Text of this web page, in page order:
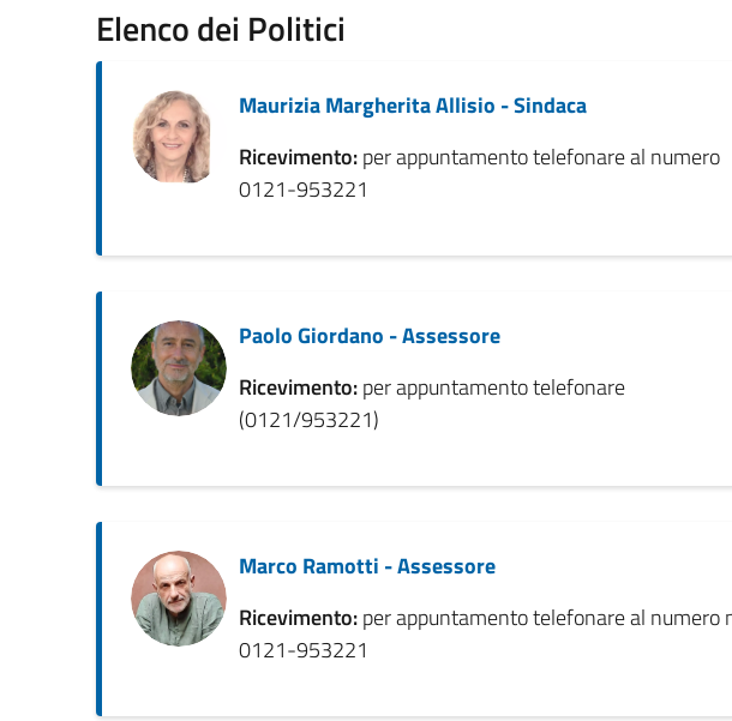
Elenco dei Politici
Maurizia Margherita Allisio - Sindaca
Ricevimento:per appuntamento telefonare al numero
0121-953221
Paolo Giordano - Assessore
Ricevimento:per appuntamento telefonare
(0121/953221)
Marco Ramotti - Assessore
Ricevimento:per appuntamento telefonare al numero
0121-953221